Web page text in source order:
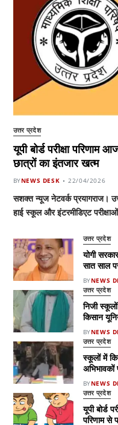
उत्तर प्रदेश
यूपी बोर्ड परीक्षा परिणाम
छात्रों का इंतजार खत्म
BYNEWS DESK 22/04/2026
सशक्त न्यूज नेटवर्क प्रयागराज।
हाई स्कूल और इंटरमीडिएट
उत्तर प्रदेश
योगी
सात साल
BYNEWS
उत्तर प्रदेश
निजी
किसान
BYNEWS
उत्तर प्रदेश
स्कूलों में
अभिभावकों
BYNEWS
उत्तर प्रदेश
यूपी बोर्ड
परिणाम से